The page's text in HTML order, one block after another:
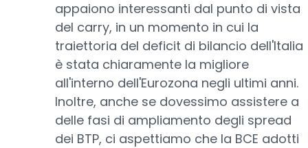
appaiono interessanti dal punto di vista
del carry, in un momento in cui la
traiettoria del deficit di bilancio dell'Italia
è stata chiaramente la migliore
all'interno dell'Eurozona negli ultimi anni.
Inoltre, anche se dovessimo assistere a
delle fasi di ampliamento degli spread
dei BTP, ci aspettiamo che la BCE adotti